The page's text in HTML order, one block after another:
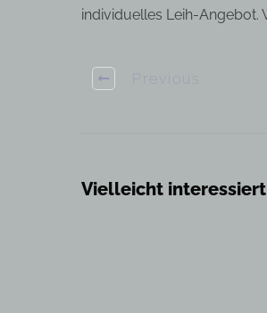
individuelles Leih-Angebot.
Previous
Vielleicht